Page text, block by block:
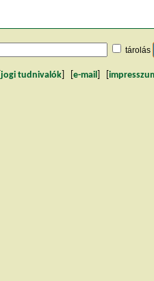
tárolás
jogi tudnivalók e-mail